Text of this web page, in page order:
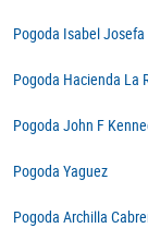
Pogoda Isabel Josefa
Pogoda Hacienda La
Pogoda John F
Pogoda Yaguez
Pogoda Archilla